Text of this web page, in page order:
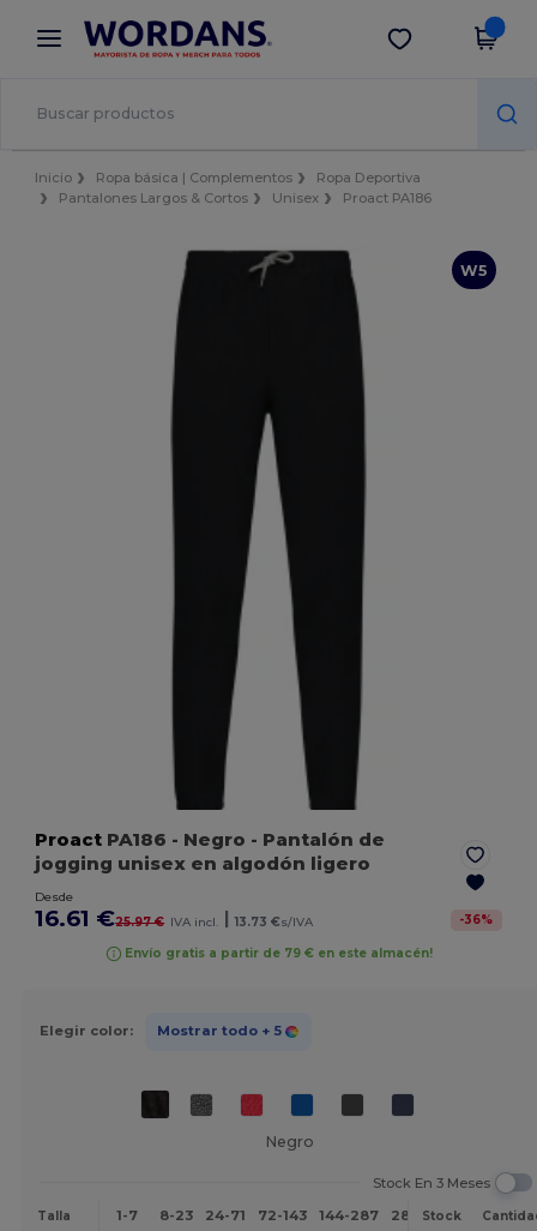
× App de Wordans
¡Mejores precios en app!
Descargar app
Inicio Ropa básica | Complementos
Ropa Deportiva
Pantalones Largos & Cortos
Unisex Proact PA186
W5
Proact PA186 - Negro - Pantalón de
jogging unisex en algodón ligero
Desde
16.61 €25.97 € IVA incl. | 13.73 €s/IVA -36%
Envío gratis a partir de 79 € en este almacén!
Elegir color: Mostrar todo + 5
Negro
Stock En 3 Meses
Talla 1-7 8-23 24-71 72-143 144-287 288 + Más
Stock